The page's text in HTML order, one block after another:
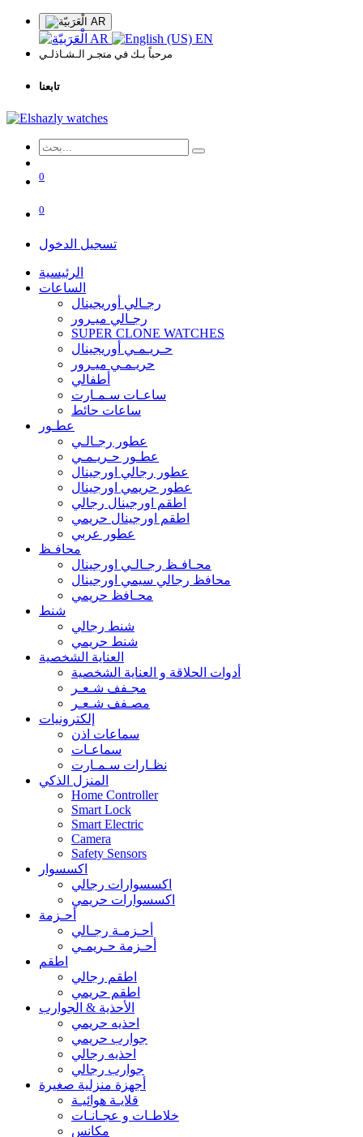
AR
AR EN
مرحباً بـك في متجـر الـشـاذلـي
تابعنا
0
0
تسجيل الدخول
الرئيسية
الساعات
رجـالي أوريجينال
رجـالي ميـرور
SUPER CLONE WATCHES
حـريـمـي أوريجينال
حريـمـي ميـرور
أطفالي
ساعـات سـمـارت
ساعات حائط
عطـور
عطور رجـالـي
عطـور حـريـمـي
عطور رجالي اورجينال
عطور حريمي اورجينال
اطقم اورجينال رجالي
اطقم اورجينال حريمي
عطور عربي
محافـظ
محـافـظ رجـالـي اورجينال
محافظ رجالي سيمي اورجينال
محـافظ حريمي
شنط
شنط رجالي
شنط حريمي
العناية الشخصية
أدوات الحلاقة و العناية الشخصية
مجـفف شـعـر
مصـفف شـعـر
إلكترونيات
سماعات اذن
سماعـات
نظـارات سـمـارت
المنزل الذكي
Home Controller
Smart Lock
Smart Electric
Camera
Safety Sensors
اكسسوار
اكسسوارات رجالي
اكسسوارات حريمي
أحـزمة
أحـزمـة رجـالي
أحـزمة حـريمـي
اطقم
اطقم رجالي
اطقم حريمي
الأحذية & الجوارب
احذيه حريمي
جوارب حريمي
احذيه رجالي
جوارب رجالي
أجهزة منزلية صغيرة
قلايـة هوائيـة
خلاطـات و عجـانـات
مكانس